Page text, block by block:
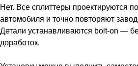
Нет. Все сплиттеры проектируются
автомобиля и точно повторяют
Детали устанавливаются bolt-on —
доработок.